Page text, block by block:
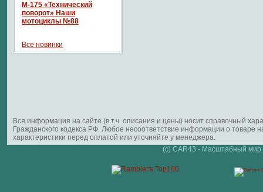
М-175 «Технический
поворот» Наши
мотоциклы №88
Все новинки
Вся информация на сайте (в т.ч. описания и цены) носит справочный
Гражданского кодекса РФ. Любое несоответствие информации о
характеристики перед оплатой или уточняйте у менеджера.
(c) CAR43 - Масштабный мир